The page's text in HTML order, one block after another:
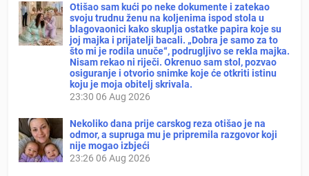
Otišao sam kući po neke dokumente i zatekao
svoju trudnu ženu na koljenima ispod stola u
blagovaonici kako skuplja ostatke papira koje su
joj majka i prijatelji bacali. „Dobra je samo za to
što mi je rodila unuče“, podrugljivo se rekla majka.
Nisam rekao ni riječi. Okrenuo sam stol, pozvao
osiguranje i otvorio snimke koje će otkriti istinu
koju je moja obitelj skrivala.
23:30 06 Aug 2026
Nekoliko dana prije carskog reza otišao je na
odmor, a supruga mu je pripremila razgovor koji
nije mogao izbjeći
23:26 06 Aug 2026